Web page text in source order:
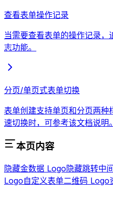
查看表单操作记录
当需要查看表单的操作记录
志功能。
分页/单页式表单切换
表单创建支持单页和分页两
速切换时，可参考该文档说明。
本页内容
隐藏金数据 Logo隐藏跳转中
Logo自定义表单二维码 Logo